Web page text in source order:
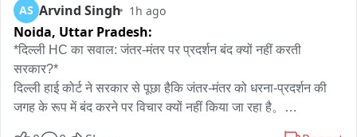
AS Arvind Singh 1h ago
Noida, Uttar Pradesh:
*दिल्ली HC का सवाल: जंतर-मंतर पर प्रदर्शन बंद क्यों नहीं करती
सरकार?*
दिल्ली हाई कोर्ट ने सरकार से पूछा हैकि जंतर-मंतर को धरना-प्रदर्शन की
जगह के रूप में बंद करने पर विचार क्यों नहीं किया जा रहा है。